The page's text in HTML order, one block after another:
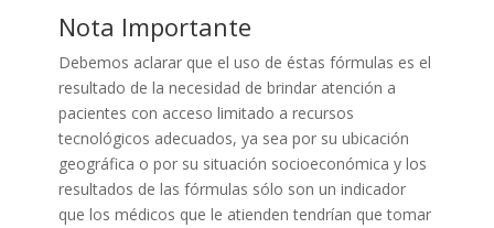
Nota Importante
Debemos aclarar que el uso de éstas fórmulas es el
resultado de la necesidad de brindar atención a
pacientes con acceso limitado a recursos
tecnológicos adecuados, ya sea por su ubicación
geográfica o por su situación socioeconómica y los
resultados de las fórmulas sólo son un indicador
que los médicos que le atienden tendrían que tomar